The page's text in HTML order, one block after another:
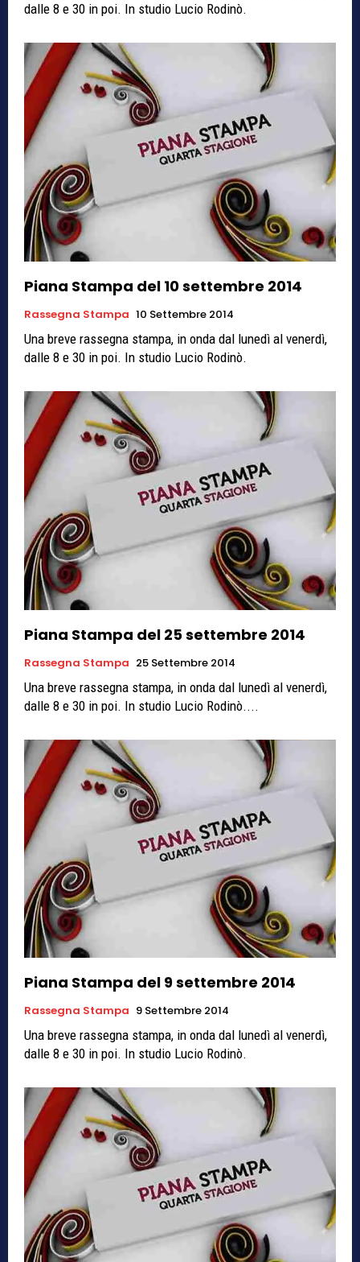
dalle 8 e 30 in poi. In studio Lucio Rodinò.
Piana Stampa del 10 settembre 2014
Rassegna Stampa 10 Settembre 2014
Una breve rassegna stampa, in onda dal lunedì al venerdì,
dalle 8 e 30 in poi. In studio Lucio Rodinò.
Piana Stampa del 25 settembre 2014
Rassegna Stampa 25 Settembre 2014
Una breve rassegna stampa, in onda dal lunedì al venerdì,
dalle 8 e 30 in poi. In studio Lucio Rodinò....
Piana Stampa del 9 settembre 2014
Rassegna Stampa 9 Settembre 2014
Una breve rassegna stampa, in onda dal lunedì al venerdì,
dalle 8 e 30 in poi. In studio Lucio Rodinò.